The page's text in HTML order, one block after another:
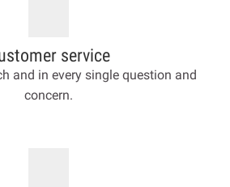
service
and in every single question and
concern.